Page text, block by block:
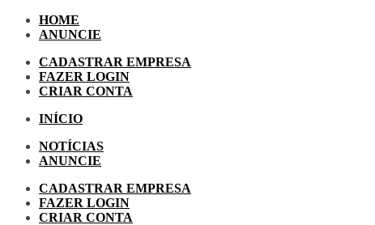
HOME
ANUNCIE
CADASTRAR EMPRESA
FAZER LOGIN
CRIAR CONTA
INÍCIO
NOTÍCIAS
ANUNCIE
CADASTRAR EMPRESA
FAZER LOGIN
CRIAR CONTA